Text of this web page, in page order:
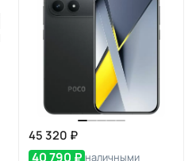
45 320 ₽
40 790 ₽ наличными